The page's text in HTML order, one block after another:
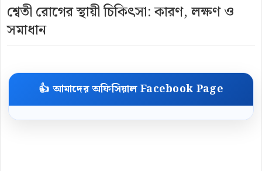
শ্বেতী রোগের স্থায়ী চিকিৎসা: কারণ, লক্ষণ ও
সমাধান
👍 আমাদের অফিসিয়াল Facebook Page